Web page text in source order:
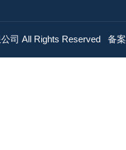
司 All Rights Reserved 备